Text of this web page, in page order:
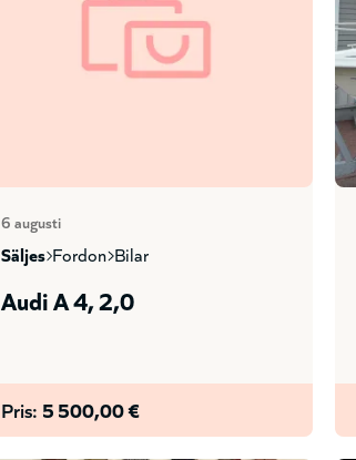
6 augusti
säljes fordon bilar
Audi A 4, 2,0
Pris: 5 500,00 €